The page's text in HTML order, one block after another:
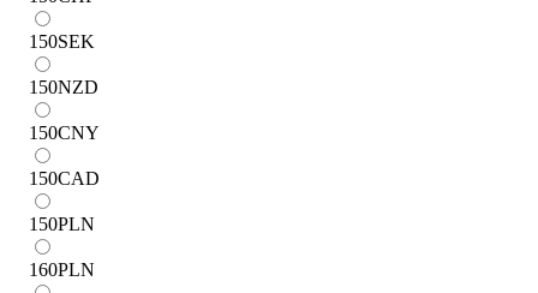
150SEK
150NZD
150CNY
150CAD
150PLN
160PLN